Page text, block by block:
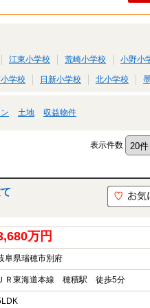
江東小学校 荒崎小学校 小野小
学校 日新小学校 北小学校
土地 収益物件
表示件数
万円
阜県瑞穂市別府
ＪＲ東海道本線 穂積駅 徒歩5分